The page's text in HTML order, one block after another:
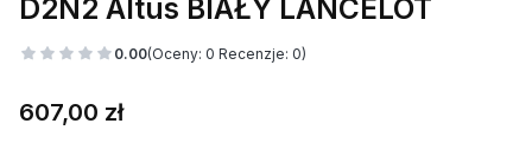
D2N2 Altus BIAŁY LANCELOT
0.00(Oceny: 0 Recenzje: 0)
Cena
607,00 zł